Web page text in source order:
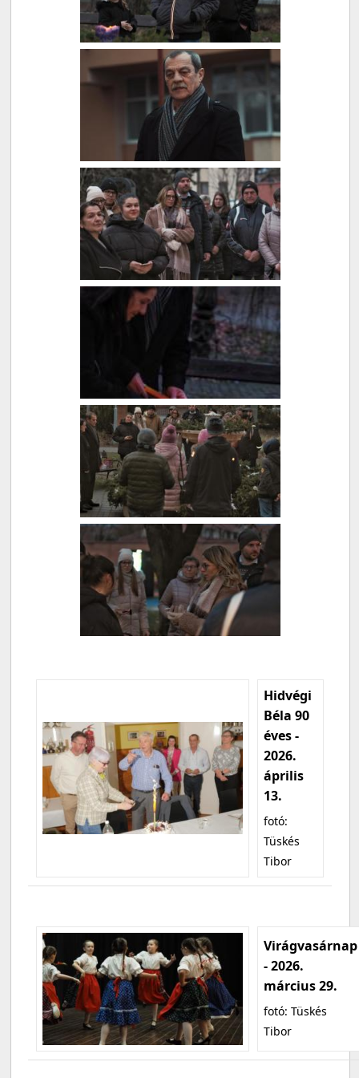
Hidvégi
Béla 90
éves -
2026.
április
13.
fotó:
Tüskés
Tibor
Virágvasárnap
- 2026.
március 29.
fotó: Tüskés
Tibor